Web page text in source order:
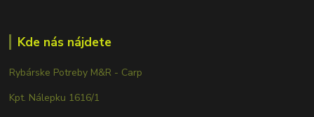
Kde nás nájdete
Rybárske Potreby M&R - Carp
Kpt. Nálepku 1616/1